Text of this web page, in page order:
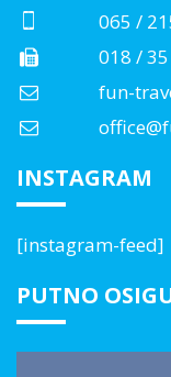
065 /
018 /
fun-
INSTAGRAM
[instagram-feed]
PUTNO